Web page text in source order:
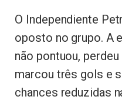
O Independiente
oposto no grupo. A
não pontuou,
marcou três gols e
chances reduzidas